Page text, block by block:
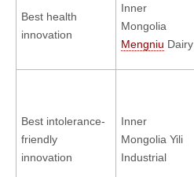
Best health
innovation
Inner
Mongolia
Mengniu Dairy
Best intolerance-
friendly
innovation
Inner
Mongolia Yili
Industrial